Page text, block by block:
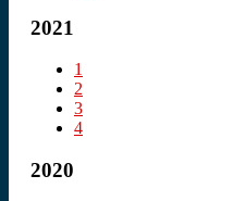
2021
1
2
3
4
2020